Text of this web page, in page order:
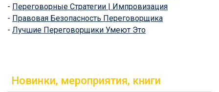
- Переговорные Стратегии | Импровизация
- Правовая Безопасность Переговорщика
- Лучшие Переговорщики Умеют Это
Новинки, мероприятия, книги